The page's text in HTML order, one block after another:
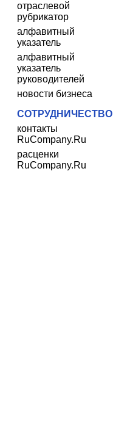
отраслевой
рубрикатор
алфавитный
указатель
алфавитный
указатель
руководителей
новости бизнеса
СОТРУДНИЧЕСТВО
контакты
RuCompany.Ru
расценки
RuCompany.Ru